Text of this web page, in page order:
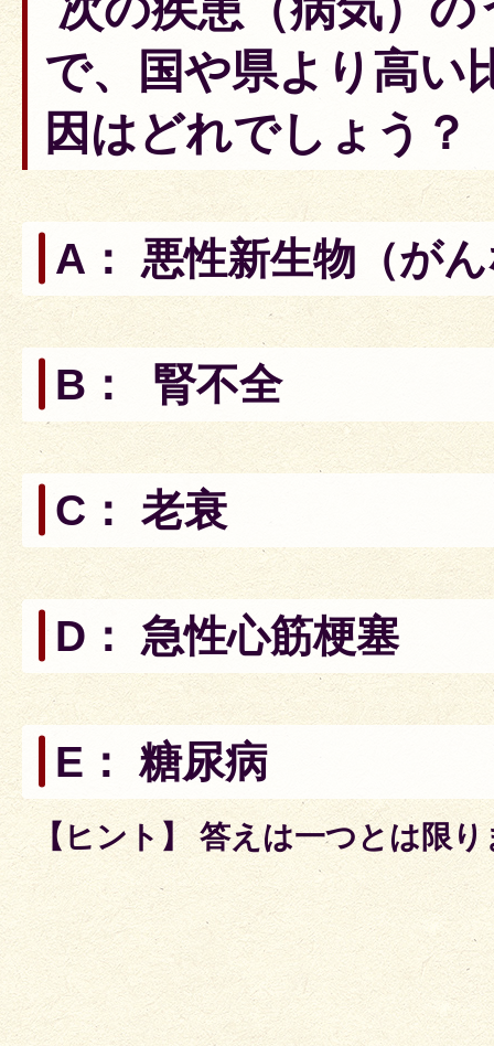
で、国や県より高い
因はどれでしょう？
A： 悪性新生物（が
B： 腎不全
C： 老衰
D： 急性心筋梗塞
E： 糖尿病
【ヒント】 答えは一つとは限り